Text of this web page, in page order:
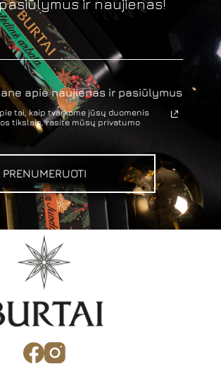
ir naujienas!
apie naujienas ir pasiūlymus
tai, kaip tvarkome jūsų duomenis
tikslais, rasite mūsų privatumo
PRENUMERUOTI